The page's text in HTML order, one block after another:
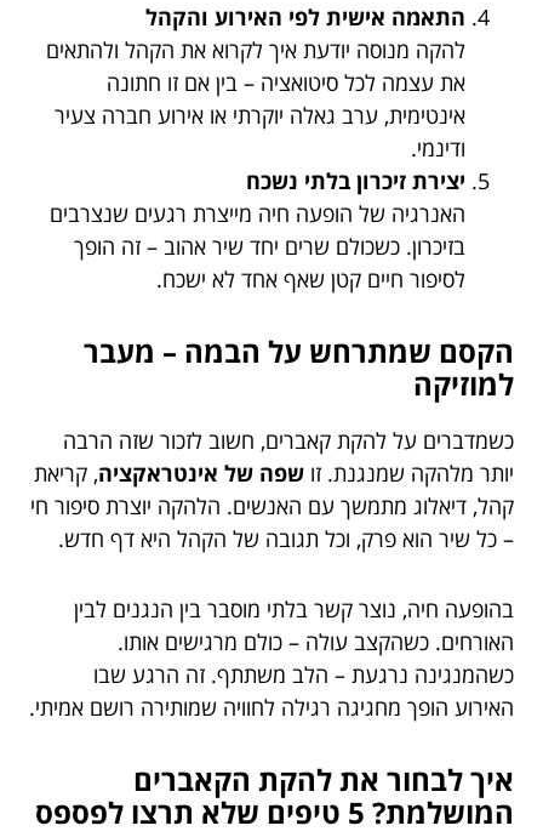
התאמה אישית לפי האירוע והקהל
להקה מנוסה יודעת איך לקרוא את הקהל ולהתאים
את עצמה לכל סיטואציה – בין אם זו חתונה
אינטימית, ערב גאלה יוקרתי או אירוע חברה צעיר
ודינמי.
יצירת זיכרון בלתי נשכח
האנרגיה של הופעה חיה מייצרת רגעים שנצרבים
בזיכרון. כשכולם שרים יחד שיר אהוב – זה הופך
לסיפור חיים קטן שאף אחד לא ישכח.
הקסם שמתרחש על הבמה – מעבר
למוזיקה
כשמדברים על להקת קאברים, חשוב לזכור שזה הרבה
יותר מלהקה שמנגנת. זו שפה של אינטראקציה, קריאת
קהל, דיאלוג מתמשך עם האנשים. הלהקה יוצרת סיפור חי
– כל שיר הוא פרק, וכל תגובה של הקהל היא דף חדש.
בהופעה חיה, נוצר קשר בלתי מוסבר בין הנגנים לבין
האורחים. כשהקצב עולה – כולם מרגישים אותו.
כשהמנגינה נרגעת – הלב משתתף. זה הרגע שבו
האירוע הופך מחגיגה רגילה לחוויה שמותירה רושם אמיתי.
איך לבחור את להקת הקאברים
המושלמת? 5 טיפים שלא תרצו לפספס